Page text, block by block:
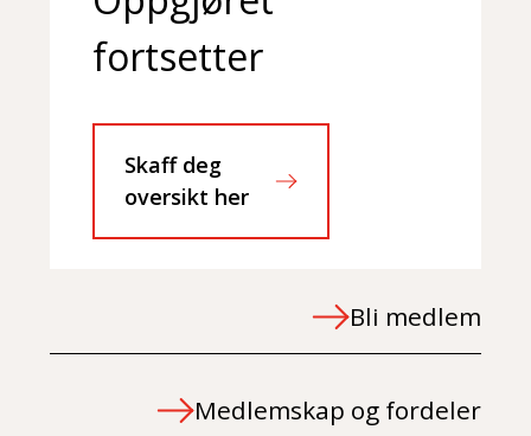
fortsetter
Skaff deg
oversikt her
Bli medlem
Medlemskap og fordeler